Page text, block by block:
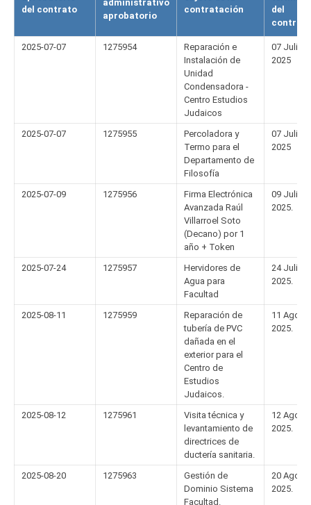
FACULTAD
Estudiantes Funcionarios
Egresados
del contrato
administrativo
aprobatorio
contratación
del
contrato
2025-07-07 1275954
Reparación e
Instalación de
Unidad
Condensadora -
Centro Estudios
Judaicos
07 Julio
2025
2025-07-07 1275955
Percoladora y
Termo para el
Departamento de
Filosofía
07 Julio
2025
2025-07-09 1275956
Firma Electrónica
Avanzada Raúl
Villarroel Soto
(Decano) por 1
año + Token
09 Julio
2025.
2025-07-24 1275957
Hervidores de
Agua para
Facultad
24 Julio
2025.
2025-08-11 1275959
Reparación de
tubería de PVC
dañada en el
exterior para el
Centro de
Estudios
Judaicos.
11
2025.
2025-08-12 1275961
Visita técnica y
levantamiento de
directrices de
ductería sanitaria.
12
2025.
2025-08-20 1275963
Gestión de
Dominio Sistema
Facultad.
20
2025.